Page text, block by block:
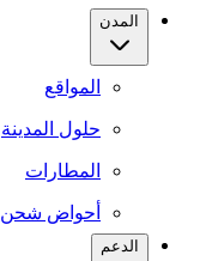
المدن
المواقع
حلول المدينة
المطارات
أحواض شحن بولت
الدعم